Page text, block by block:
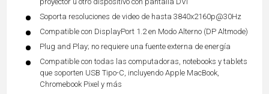
Soporta resoluciones de video de hasta 3840x2160p@30Hz
Compatible con DisplayPort 1.2 en Modo Alterno (DP Altmode)
Plug and Play; no requiere una fuente externa de energía
Compatible con todas las computadoras, notebooks y tablets
que soporten USB Tipo-C, incluyendo Apple MacBook,
Chromebook Pixel y más